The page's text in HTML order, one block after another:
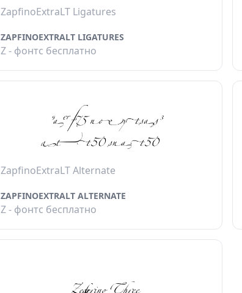
ZapfinoExtraLT Ligatures
ZAPFINOEXTRALT LIGATURES
Z - фонтс бесплатно
ZapfinoExtraLT Alternate
ZAPFINOEXTRALT ALTERNATE
Z - фонтс бесплатно